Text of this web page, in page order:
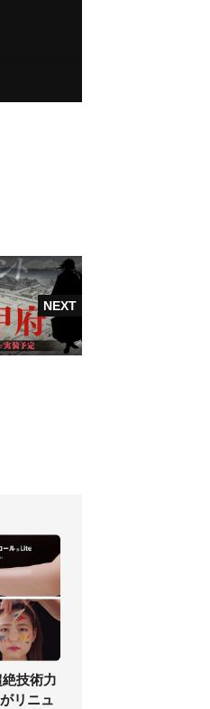
技術力
リニュ